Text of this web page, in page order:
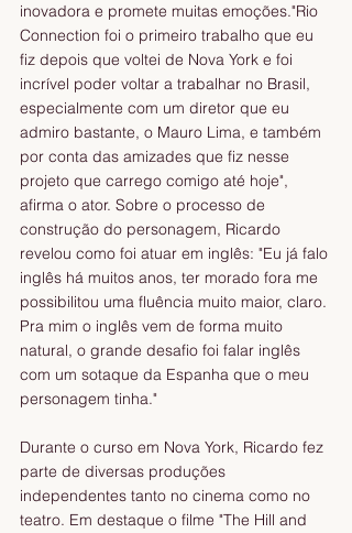
inovadora e promete muitas emoções."Rio
Connection foi o primeiro trabalho que eu
fiz depois que voltei de Nova York e foi
incrível poder voltar a trabalhar no Brasil,
especialmente com um diretor que eu
admiro bastante, o Mauro Lima, e também
por conta das amizades que fiz nesse
projeto que carrego comigo até hoje",
afirma o ator. Sobre o processo de
construção do personagem, Ricardo
revelou como foi atuar em inglês: "Eu já falo
inglês há muitos anos, ter morado fora me
possibilitou uma fluência muito maior, claro.
Pra mim o inglês vem de forma muito
natural, o grande desafio foi falar inglês
com um sotaque da Espanha que o meu
personagem tinha."
Durante o curso em Nova York, Ricardo fez
parte de diversas produções
independentes tanto no cinema como no
teatro. Em destaque o filme "The Hill and